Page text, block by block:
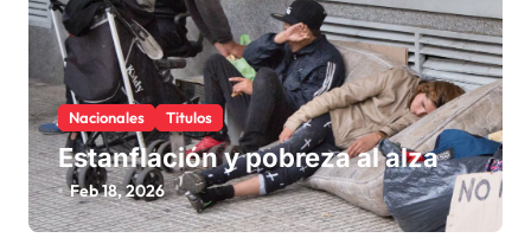
Nacionales Titulos
Estanflación y pobreza al alza
Feb 18, 2026